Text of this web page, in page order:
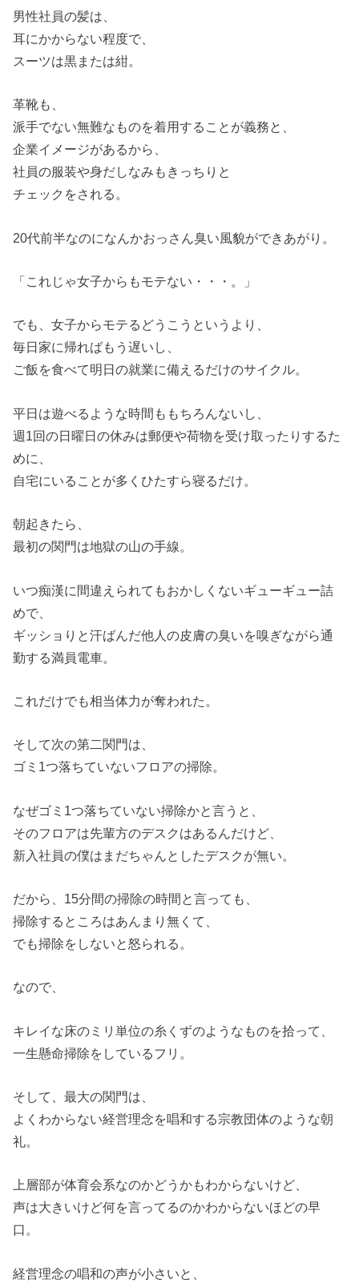
男性社員の髪は、
耳にかからない程度で、
スーツは黒または紺。
革靴も、
派手でない無難なものを着用することが義務と、
企業イメージがあるから、
社員の服装や身だしなみもきっちりと
チェックをされる。
20代前半なのになんかおっさん臭い風貌ができあがり。
「これじゃ女子からもモテない・・・。」
でも、女子からモテるどうこうというより、
毎日家に帰ればもう遅いし、
ご飯を食べて明日の就業に備えるだけのサイクル。
平日は遊べるような時間ももちろんないし、
週1回の日曜日の休みは郵便や荷物を受け取ったりするた
めに、
自宅にいることが多くひたすら寝るだけ。
朝起きたら、
最初の関門は地獄の山の手線。
いつ痴漢に間違えられてもおかしくないギューギュー詰
めで、
ギッショりと汗ばんだ他人の皮膚の臭いを嗅ぎながら通
勤する満員電車。
これだけでも相当体力が奪われた。
そして次の第二関門は、
ゴミ1つ落ちていないフロアの掃除。
なぜゴミ1つ落ちていない掃除かと言うと、
そのフロアは先輩方のデスクはあるんだけど、
新入社員の僕はまだちゃんとしたデスクが無い。
だから、15分間の掃除の時間と言っても、
掃除するところはあんまり無くて、
でも掃除をしないと怒られる。
なので、
キレイな床のミリ単位の糸くずのようなものを拾って、
一生懸命掃除をしているフリ。
そして、最大の関門は、
よくわからない経営理念を唱和する宗教団体のような朝
礼。
上層部が体育会系なのかどうかもわからないけど、
声は大きいけど何を言ってるのかわからないほどの早
口。
経営理念の唱和の声が小さいと、